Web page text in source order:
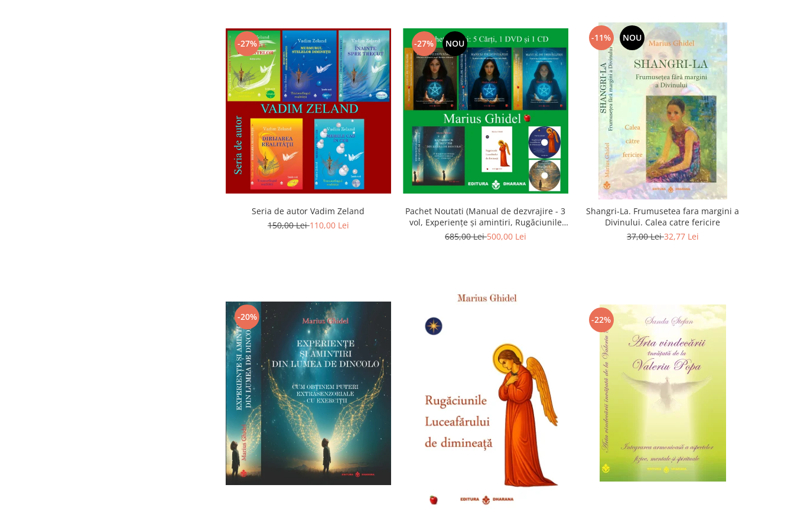
-27%
Seria de autor Vadim Zeland
150,00 Lei110,00 Lei
-27% NOU
Pachet Noutati (Manual de dezvrajire - 3
vol, Experiențe și amintiri, Rugăciunile
Luceafarului de dimineata) - Marius
685,00 Lei500,00 Lei
-11% NOU
Shangri-La. Frumusetea fara margini a
Divinului. Calea catre fericire
37,00 Lei32,77 Lei
-20% -22%